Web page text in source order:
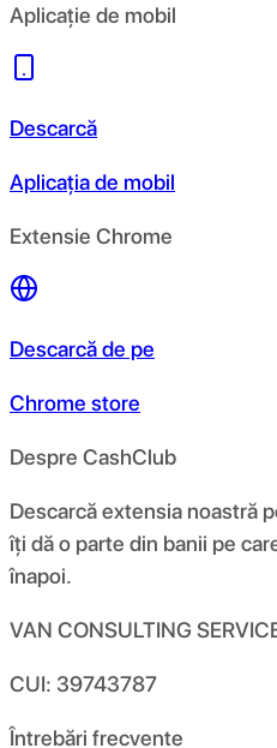
Aplicație de mobil
Descarcă
Aplicația de mobil
Extensie Chrome
Descarcă de pe
Chrome store
Despre CashClub
Descarcă extensia noastră
îți dă o parte din banii pe
înapoi.
VAN CONSULTING
CUI: 39743787
Întrebări frecvente